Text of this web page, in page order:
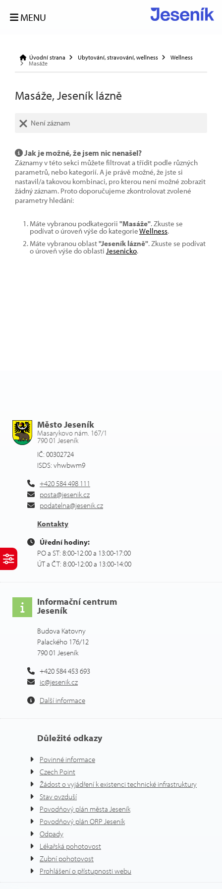
MENU
Úvodní strana Ubytování, stravování, wellness
Wellness
Masáže
Masáže, Jeseník lázně
Není záznam
Jak je možné, že jsem nic nenašel?
Záznamy v této sekci můžete filtrovat a třídit podle různých
parametrů, nebo kategorií. A je právě možné, že jste si
nastavil/a takovou kombinaci, pro kterou není možné zobrazit
žádný záznam. Proto doporučujeme zkontrolovat zvolené
parametry hledání:
Máte vybranou podkategorii "Masáže". Zkuste se
podívat o úroveň výše do kategorieWellness.
Máte vybranou oblast"Jeseník lázně". Zkuste se podívat
o úroveň výše do oblasti Jesenicko.
Město Jeseník
Masarykovo nám. 167/1
790 01 Jeseník
IČ: 00302724
ISDS: vhwbwm9
+420 584 498 111
posta@jesenik.cz
podatelna@jesenik.cz
Kontakty
Úřední hodiny:
PO a ST: 8:00-12:00 a 13:00-17:00
ÚT a ČT: 8:00-12:00 a 13:00-14:00
Informační centrum
Jeseník
Budova Katovny
Palackého 176/12
790 01 Jeseník
+420 584 453 693
ic@jesenik.cz
Další informace
Důležité odkazy
Povinné informace
Czech Point
Žádost o vyjádření k existenci technické infrastruktury
Stav ovzduší
Povodňový plán města Jeseník
Povodňový plán ORP Jeseník
Odpady
Lékařská pohotovost
Zubní pohotovost
Prohlášení o přístupnosti webu